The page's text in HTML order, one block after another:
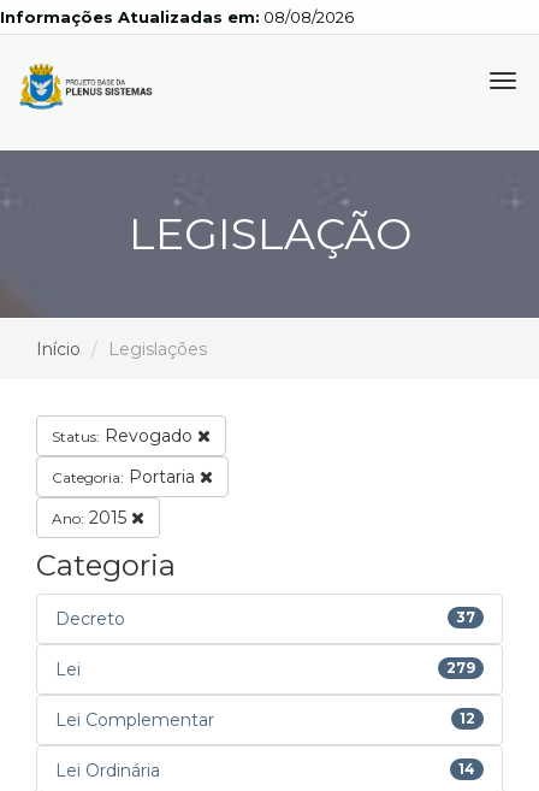
Atualizadas em: 08/08/2026
LEGISLAÇÃO
Início Legislações
Status: Revogado
Categoria: Portaria
Ano: 2015
Categoria
Decreto 37
Lei 279
Lei Complementar 12
Lei Ordinária 14